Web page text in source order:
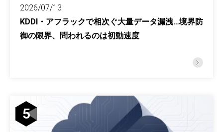
2026/07/13
KDDI・アフラックで相次ぐ大量データ漏洩…境界防
御の限界、問われるのは初動速度
5